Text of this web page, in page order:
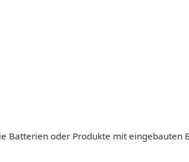
Batterien oder Produkte mit